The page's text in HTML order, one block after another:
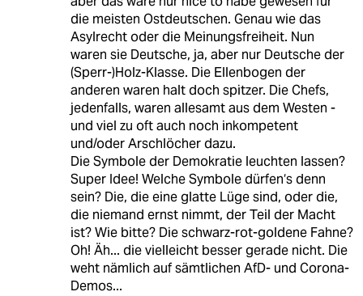
die meisten Ostdeutschen. Genau wie das
Asylrecht oder die Meinungsfreiheit. Nun
waren sie Deutsche, ja, aber nur Deutsche der
(Sperr-)Holz-Klasse. Die Ellenbogen der
anderen waren halt doch spitzer. Die Chefs,
jedenfalls, waren allesamt aus dem Westen -
und viel zu oft auch noch inkompetent
und/oder Arschlöcher dazu.
Die Symbole der Demokratie leuchten lassen?
Super Idee! Welche Symbole dürfen‘s denn
sein? Die, die eine glatte Lüge sind, oder die,
die niemand ernst nimmt, der Teil der Macht
ist? Wie bitte? Die schwarz-rot-goldene Fahne?
Oh! Äh... die vielleicht besser gerade nicht. Die
weht nämlich auf sämtlichen AfD- und Corona-
Demos...